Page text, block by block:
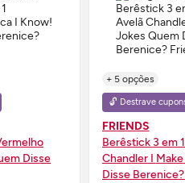
Disse
+ 5 opções
🔓 Destrave
FRIENDS
Berêstick 3 em
Chandler I Make
Disse